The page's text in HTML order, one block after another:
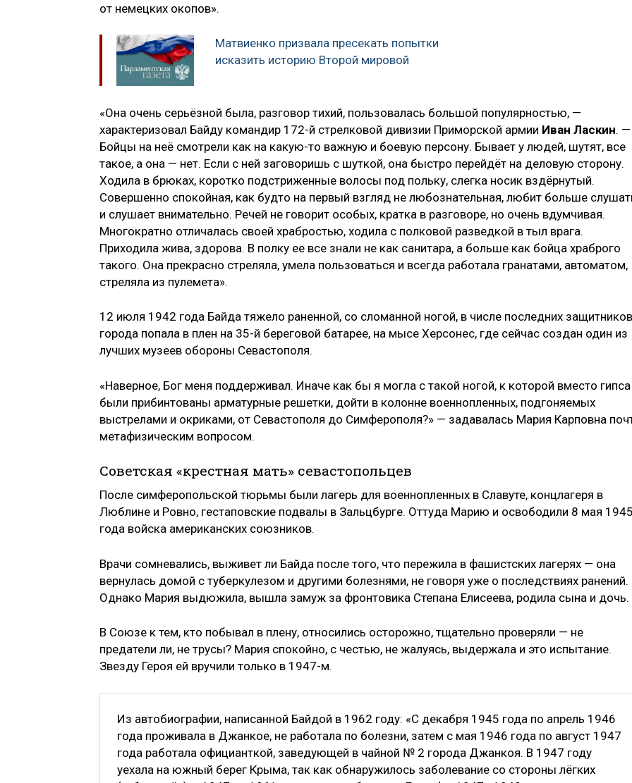
от немецких окопов».
Матвиенко призвала пресекать попытки
исказить историю Второй мировой
«Она очень серьёзной была, разговор тихий, пользовалась большой популярностью, —
характеризовал Байду командир 172-й стрелковой дивизии Приморской армии Иван Ласкин. —
Бойцы на неё смотрели как на какую-то важную и боевую персону. Бывает у людей, шутят, все
такое, а она — нет. Если с ней заговоришь с шуткой, она быстро перейдёт на деловую сторону.
Ходила в брюках, коротко подстриженные волосы под польку, слегка носик вздёрнутый.
Совершенно спокойная, как будто на первый взгляд не любознательная, любит больше
и слушает внимательно. Речей не говорит особых, кратка в разговоре, но очень вдумчивая.
Многократно отличалась своей храбростью, ходила с полковой разведкой в тыл врага.
Приходила жива, здорова. В полку ее все знали не как санитара, а больше как бойца храброго
такого. Она прекрасно стреляла, умела пользоваться и всегда работала гранатами, автоматом,
стреляла из пулемета».
12 июля 1942 года Байда тяжело раненной, со сломанной ногой, в числе последних защитников
города попала в плен на 35-й береговой батарее, на мысе Херсонес, где сейчас создан один из
лучших музеев обороны Севастополя.
«Наверное, Бог меня поддерживал. Иначе как бы я могла с такой ногой, к которой вместо гипса
были прибинтованы арматурные решетки, дойти в колонне военнопленных, подгоняемых
выстрелами и окриками, от Севастополя до Симферополя?» — задавалась Мария Карповна
метафизическим вопросом.
Советская «крестная мать» севастопольцев
После симферопольской тюрьмы были лагерь для военнопленных в Славуте, концлагеря в
Люблине и Ровно, гестаповские подвалы в Зальцбурге. Оттуда Марию и освободили 8 мая 1945
года войска американских союзников.
Врачи сомневались, выживет ли Байда после того, что пережила в фашистских лагерях — она
вернулась домой с туберкулезом и другими болезнями, не говоря уже о последствиях ранений.
Однако Мария выдюжила, вышла замуж за фронтовика Степана Елисеева, родила сына и дочь.
В Союзе к тем, кто побывал в плену, относились осторожно, тщательно проверяли — не
предатели ли, не трусы? Мария спокойно, с честью, не жалуясь, выдержала и это испытание.
Звезду Героя ей вручили только в 1947-м.
Из автобиографии, написанной Байдой в 1962 году: «С декабря 1945 года по апрель 1946
года проживала в Джанкое, не работала по болезни, затем с мая 1946 года по август 1947
года работала официанткой, заведующей в чайной № 2 города Джанкоя. В 1947 году
уехала на южный берег Крыма, так как обнаружилось заболевание со стороны лёгких